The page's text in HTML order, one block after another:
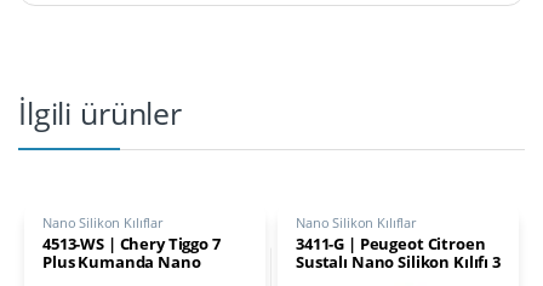
İlgili ürünler
Nano Silikon Kılıflar
4513-WS | Chery Tiggo 7
Plus Kumanda Nano
Nano Silikon Kılıflar
3411-G | Peugeot Citroen
Sustalı Nano Silikon Kılıfı 3